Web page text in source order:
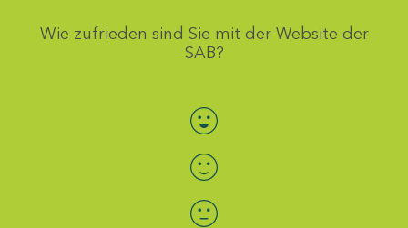
Wie zufrieden sind Sie mit der Website der
SAB?
Bewertung auswählen